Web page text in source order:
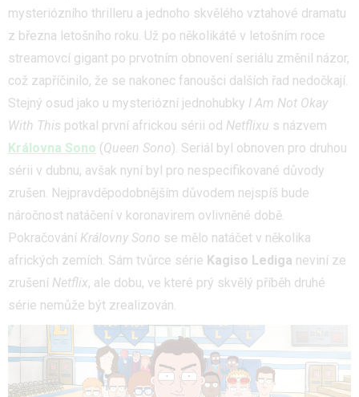
mysteriózního thrilleru a jednoho skvělého vztahové dramatu
z března letošního roku. Už po několikáté v letošním roce
streamovcí gigant po prvotním obnovení seriálu změnil názor,
což zapříčinilo, že se nakonec fanoušci dalších řad nedočkají.
Stejný osud jako u mysteriózní jednohubky I Am Not Okay
With This potkal první africkou sérii od Netflixu s názvem
Královna Sono (Queen Sono). Seriál byl obnoven pro druhou
sérii v dubnu, avšak nyní byl pro nespecifikované důvody
zrušen. Nejpravděpodobnějším důvodem nejspíš bude
náročnost natáčení v koronavirem ovlivněné době.
Pokračování Královny Sono se mělo natáčet v několika
afrických zemích. Sám tvůrce série Kagiso Lediga neviní ze
zrušení Netflix, ale dobu, ve které prý skvělý příběh druhé
série nemůže být zrealizován.